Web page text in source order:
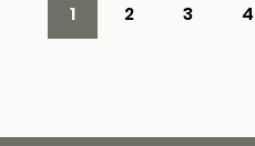
1 2 3 4